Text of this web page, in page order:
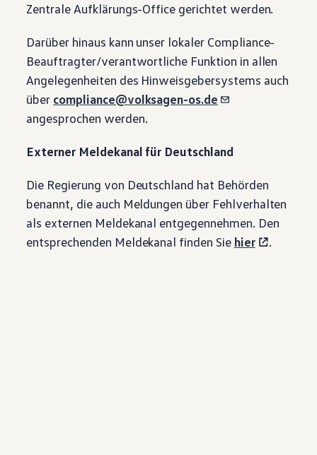
Zentrale Aufklärungs-Office gerichtet werden.
Darüber hinaus kann unser lokaler Compliance-
Beauftragter/verantwortliche Funktion in allen
Angelegenheiten des Hinweisgebersystems auch
über compliance@volksagen-os.de
angesprochen werden.
Externer Meldekanal für Deutschland
Die Regierung von Deutschland hat Behörden
benannt, die auch Meldungen über Fehlverhalten
als externen Meldekanal entgegennehmen. Den
entsprechenden Meldekanal finden Sie hier .